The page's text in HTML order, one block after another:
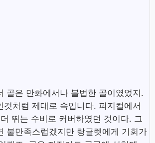
골은 만화에서나 볼법한 골이였었지.
것처럼 제대로 속입니다. 피지컬에서
뛰는 수비로 커버하였던 것이다. 그
불만족스럽겠지만 랑글렛에게 기회가